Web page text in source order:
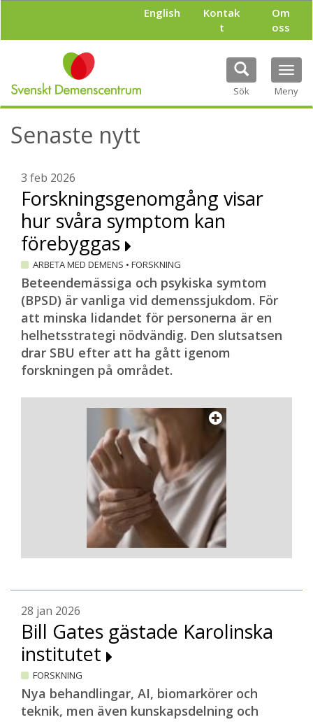
l
English
Kontak
t
Om
oss
Sök Meny
Senaste nytt
3 feb 2026
Forskningsgenomgång visar
hur svåra symptom kan
förebyggas
ARBETA MED DEMENS • FORSKNING
Beteendemässiga och psykiska symtom
(BPSD) är vanliga vid demenssjukdom. För
att minska lidandet för personerna är en
helhetsstrategi nödvändig. Den slutsatsen
drar SBU efter att ha gått igenom
forskningen på området.
28 jan 2026
Bill Gates gästade Karolinska
institutet
FORSKNING
Nya behandlingar, AI, biomarkörer och
teknik, men även kunskapsdelning och